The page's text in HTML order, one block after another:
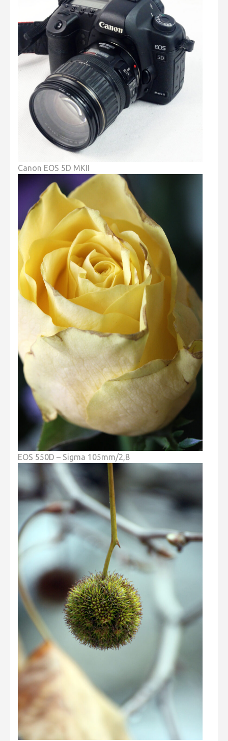
Canon EOS 5D MKII
EOS 550D – Sigma 105mm/2,8